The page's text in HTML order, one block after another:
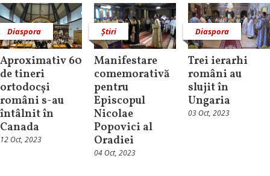
Diaspora
Aproximativ 60
de tineri
ortodocși
români s-au
întâlnit în
Canada
12 Oct, 2023
Știri
Manifestare
comemorativă
pentru
Episcopul
Nicolae
Popovici al
Oradiei
04 Oct, 2023
Diaspora
Trei ierarhi
români au
slujit în
Ungaria
03 Oct, 2023